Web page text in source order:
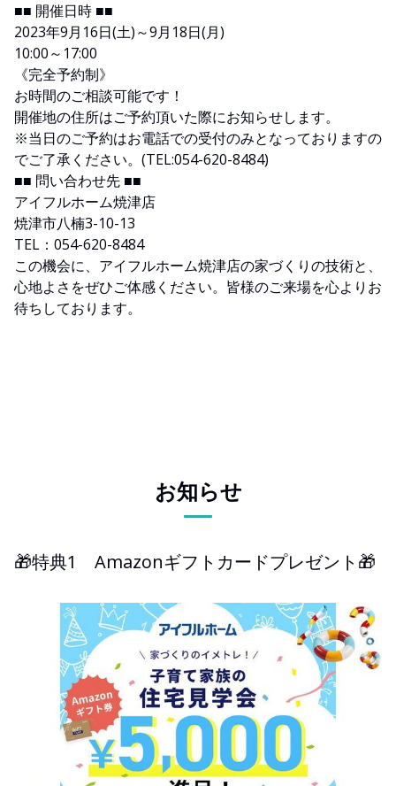
■■ 開催日時 ■■
2023年9月16日(土)～9月18日(月)
10:00～17:00
《完全予約制》
お時間のご相談可能です！
開催地の住所はご予約頂いた際にお知らせします。
※当日のご予約はお電話での受付のみとなっておりますの
でご了承ください。(TEL:054-620-8484)
■■ 問い合わせ先 ■■
アイフルホーム焼津店
焼津市八楠3-10-13
TEL：054-620-8484
この機会に、アイフルホーム焼津店の家づくりの技術と、
心地よさをぜひご体感ください。皆様のご来場を心よりお
待ちしております。
お知らせ
🎁特典1 Amazonギフトカードプレゼント🎁